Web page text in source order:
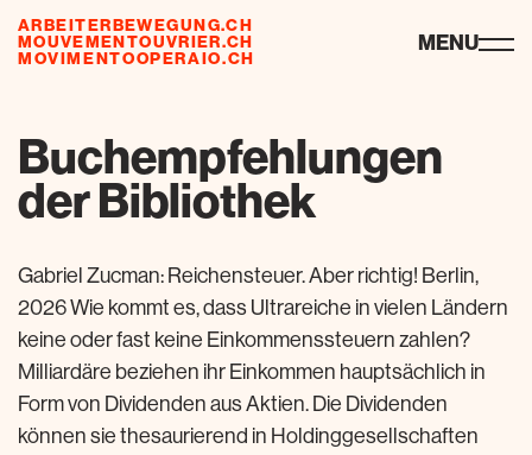
ARBEITERBEWEGUNG.CH
MOUVEMENTOUVRIER.CH
MOVIMENTOOPERAIO.CH
ressourcen MENU
Buchempfehlungen
der Bibliothek
Gabriel Zucman: Reichensteuer. Aber richtig! Berlin,
2026 Wie kommt es, dass Ultrareiche in vielen Ländern
keine oder fast keine Einkommenssteuern zahlen?
Milliardäre beziehen ihr Einkommen hauptsächlich in
Form von Dividenden aus Aktien. Die Dividenden
können sie thesaurierend in Holdinggesellschaften